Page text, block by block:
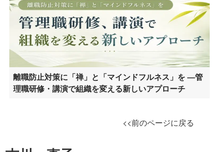
離職防止対策に「禅」と「マインドフルネス」を ―管
理職研修・講演で組織を変える新しいアプローチ
<<前のページに戻る